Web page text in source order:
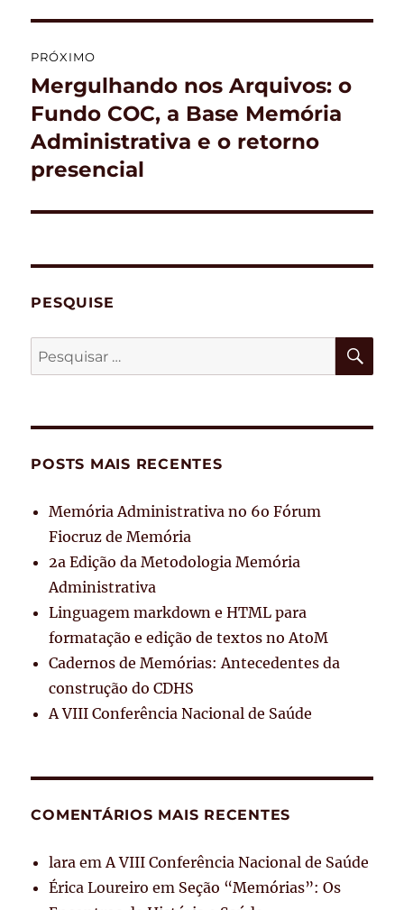
PRÓXIMO
Próximo
post:
Mergulhando nos Arquivos: o
Fundo COC, a Base Memória
Administrativa e o retorno
presencial
PESQUISE
Pesquisar
por:
POSTS MAIS RECENTES
Memória Administrativa no 6o Fórum
Fiocruz de Memória
2a Edição da Metodologia Memória
Administrativa
Linguagem markdown e HTML para
formatação e edição de textos no AtoM
Cadernos de Memórias: Antecedentes da
construção do CDHS
A VIII Conferência Nacional de Saúde
COMENTÁRIOS MAIS RECENTES
lara em A VIII Conferência Nacional de Saúde
Érica Loureiro em Seção “Memórias”: Os